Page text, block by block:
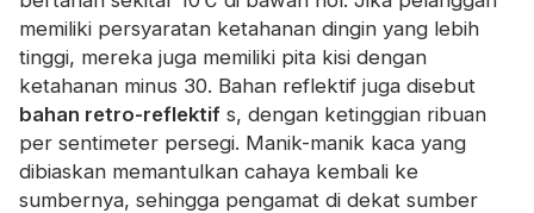
memiliki persyaratan ketahanan dingin yang lebih
tinggi, mereka juga memiliki pita kisi dengan
ketahanan minus 30. Bahan reflektif juga disebut
bahan retro-reflektif s, dengan ketinggian ribuan
per sentimeter persegi. Manik-manik kaca yang
dibiaskan memantulkan cahaya kembali ke
sumbernya, sehingga pengamat di dekat sumber